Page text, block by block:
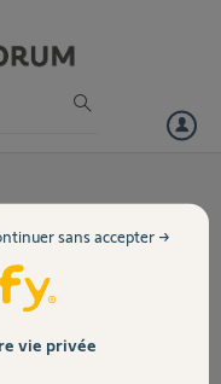
protexion
de rechange pour les
50. Si oui, où me
vie privée
sans accepter →